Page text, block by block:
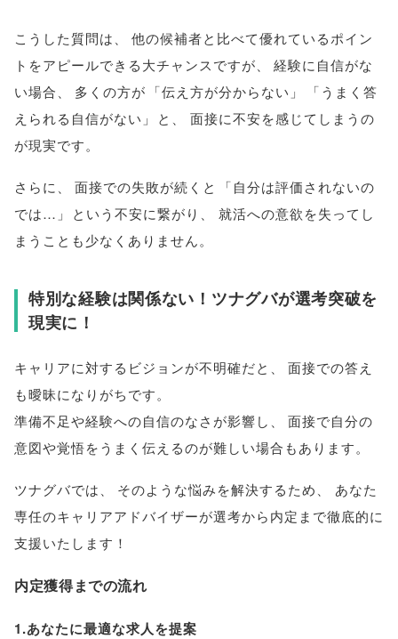
こうした質問は
他の候補者と比べて優れているポイン
トをアピールできる大チャンスですが
経験に自信がな
い場合
多くの方が 「伝え方が分からない 」 「うまく答
えられる自信がない 」 と
面接に不安を感じてしまうの
が現実です。
さらに 面接での失敗が続くと 「自分は評価されないの
では… 」 という不安に繋がり
就活への意欲を失ってし
まうことも少なくありません。
特別な経験は関係ない！ツナグバが選考突破を
現実に！
キャリアに対するビジョンが不明確だと
面接での答え
も曖昧になりがちです。
準備不足や経験への自信のなさが影響し
面接で自分の
意図や覚悟をうまく伝えるのが難しい場合もあります。
ツナグバでは そのような悩みを解決するため
あなた
専任のキャリアアドバイザーが選考から内定まで徹底的に
支援いたします！
内定獲得までの流れ
1.あなたに最適な求人を提案